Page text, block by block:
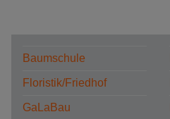
Baumschule
Floristik/Friedhof
GaLaBau